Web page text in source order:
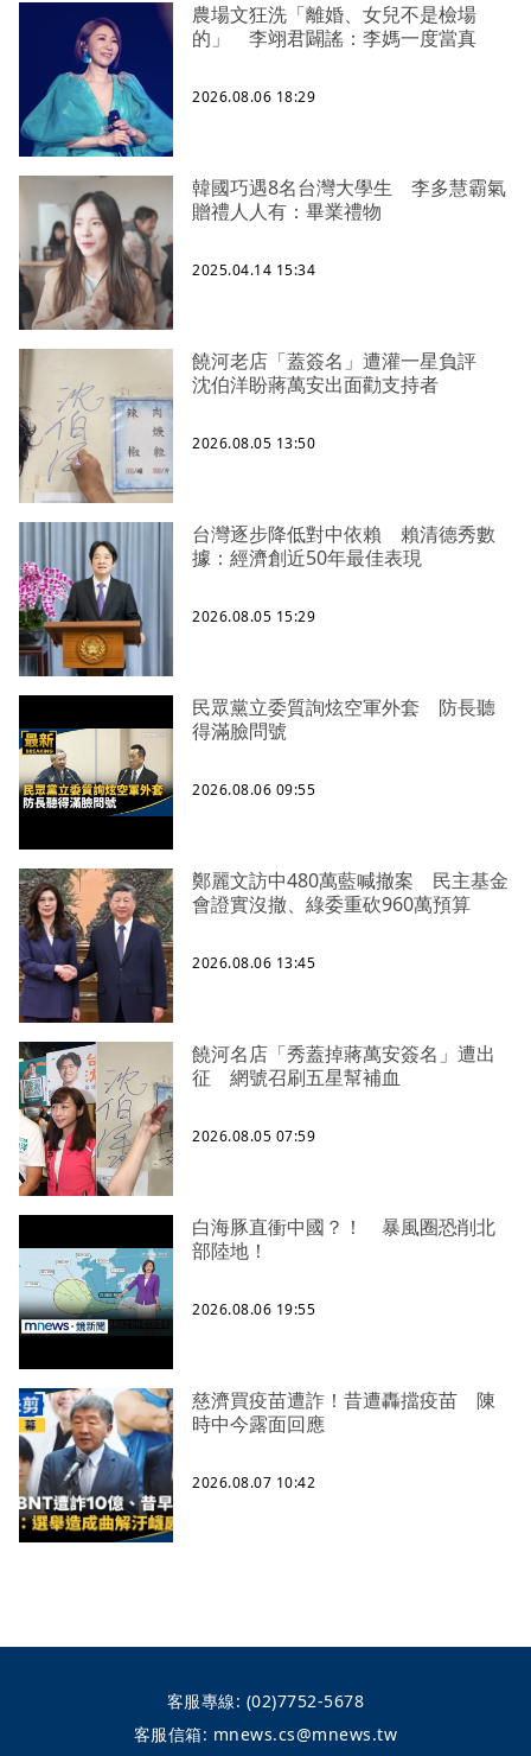
農場文狂洗「離婚、女兒不是檢場
的」 李翊君闢謠：李媽一度當真
2026.08.06 18:29
韓國巧遇8名台灣大學生 李多慧霸氣
贈禮人人有：畢業禮物
2025.04.14 15:34
饒河老店「蓋簽名」遭灌一星負評
沈伯洋盼蔣萬安出面勸支持者
2026.08.05 13:50
台灣逐步降低對中依賴 賴清德秀數
據：經濟創近50年最佳表現
2026.08.05 15:29
民眾黨立委質詢炫空軍外套 防長聽
得滿臉問號
2026.08.06 09:55
鄭麗文訪中480萬藍喊撤案 民主基金
會證實沒撤、綠委重砍960萬預算
2026.08.06 13:45
饒河名店「秀蓋掉蔣萬安簽名」遭出
征 網號召刷五星幫補血
2026.08.05 07:59
白海豚直衝中國？！ 暴風圈恐削北
部陸地！
2026.08.06 19:55
慈濟買疫苗遭詐！昔遭轟擋疫苗 陳
時中今露面回應
2026.08.07 10:42
客服專線: (02)7752-5678
客服信箱: mnews.cs@mnews.tw